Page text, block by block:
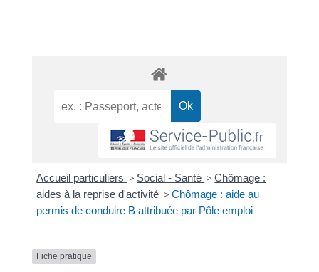
Accueil particuliers > Social - Santé > Chômage :
aides à la reprise d'activité > Chômage : aide au
permis de conduire B attribuée par Pôle emploi
Fiche pratique